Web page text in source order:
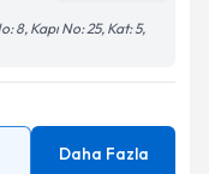
8, Kapı No: 25, Kat: 5,
Daha Fazla